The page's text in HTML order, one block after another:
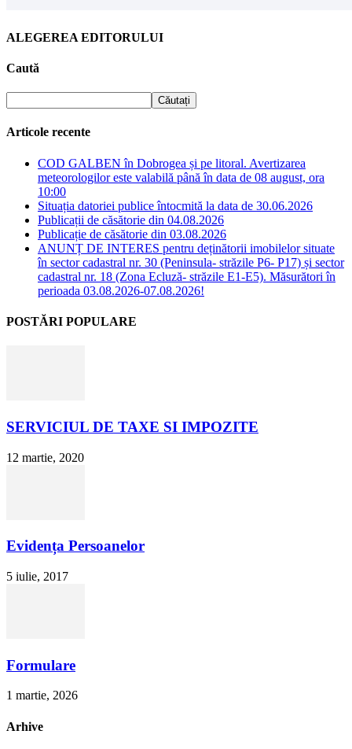
ALEGEREA EDITORULUI
Caută
Articole recente
COD GALBEN în Dobrogea și pe litoral. Avertizarea
meteorologilor este valabilă până în data de 08 august, ora
10:00
Situația datoriei publice întocmită la data de 30.06.2026
Publicații de căsătorie din 04.08.2026
Publicație de căsătorie din 03.08.2026
ANUNȚ DE INTERES pentru deținătorii imobilelor situate
în sector cadastral nr. 30 (Peninsula- străzile P6- P17) și sector
cadastral nr. 18 (Zona Ecluză- străzile E1-E5). Măsurători în
perioada 03.08.2026-07.08.2026!
POSTĂRI POPULARE
SERVICIUL DE TAXE SI IMPOZITE
12 martie, 2020
Evidența Persoanelor
5 iulie, 2017
Formulare
1 martie, 2026
Arhive